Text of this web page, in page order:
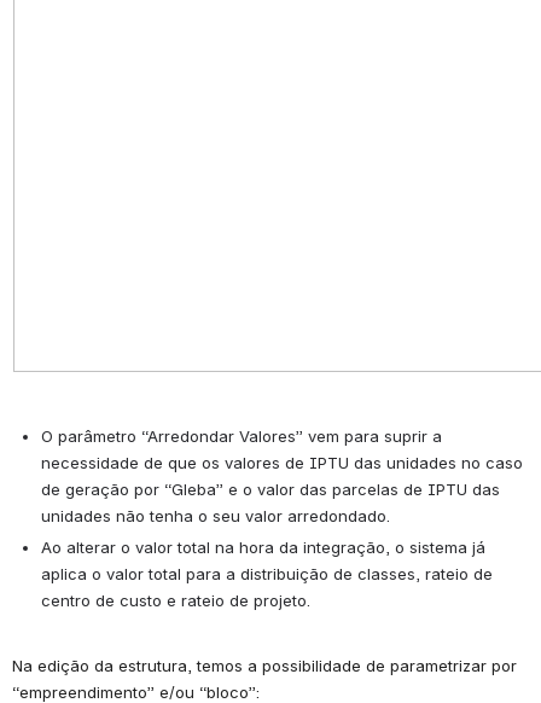
O parâmetro “Arredondar Valores” vem para suprir a
necessidade de que os valores de IPTU das unidades no caso
de geração por “Gleba” e o valor das parcelas de IPTU das
unidades não tenha o seu valor arredondado.
Ao alterar o valor total na hora da integração, o sistema já
aplica o valor total para a distribuição de classes, rateio de
centro de custo e rateio de projeto.
Na edição da estrutura, temos a possibilidade de parametrizar por
“empreendimento” e/ou “bloco”: